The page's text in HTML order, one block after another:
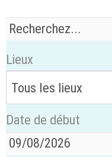
Lieux
Date de début